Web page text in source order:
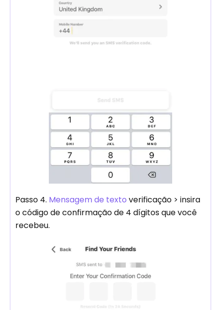
Passo 4. Mensagem de texto verificação > insira
o código de confirmação de 4 dígitos que você
recebeu.